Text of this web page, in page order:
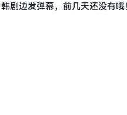
剧边发弹幕，前几天还没有哦